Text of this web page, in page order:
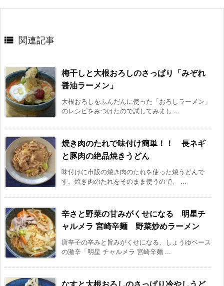
 関連記事
梅干しと大根おろしのさっぱり「みぞれ
醤油ラーメン」
大根おろしをふんだんに使った「おろしラーメン」
のレシピをみつけたので試してみまし ...
焼き肉のたれで味付け簡単！！ 長ネギ
と豚肉の絶品焼きうどん
味付けに市販の焼き肉のたれを使った焼うどんで
す。焼き肉のたれをそのまま使うので、 ...
辛さと野菜の甘みがくせになる 明星チ
ャルメラ 宮崎辛麺 野菜炒めラーメン
唐辛子の辛みと旨みがくせになる、しょうゆベース
の激辛「明星 チャルメラ 宮崎辛麺 ...